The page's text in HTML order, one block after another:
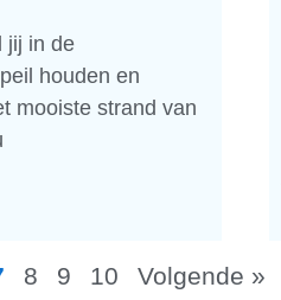
jij in de
houden en
mooiste strand van
8 9 10 Volgende »